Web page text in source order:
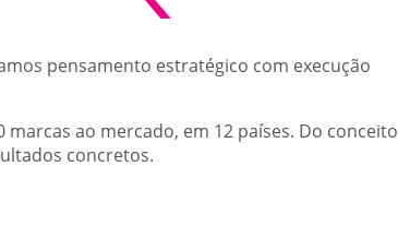
pensamento estratégico com execução
ao mercado, em 12 países. Do conceito
concretos.